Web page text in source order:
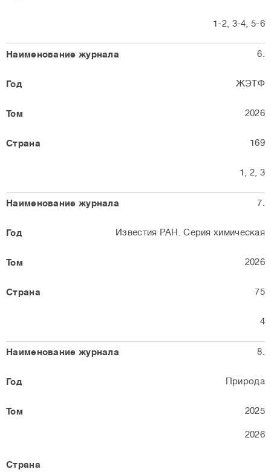
1-2, 3-4, 5-6
6.
ЖЭТФ
2026
169
1, 2, 3
7.
Известия РАН. Серия химическая
2026
75
4
8.
Природа
2025
2026